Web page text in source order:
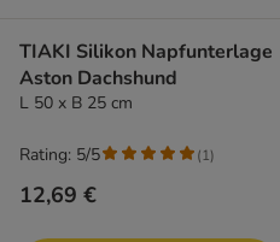
TIAKI Silikon Napfunterlage
Aston Dachshund
L 50 x B 25 cm
12,69 €
Rating: 5/5 (1)